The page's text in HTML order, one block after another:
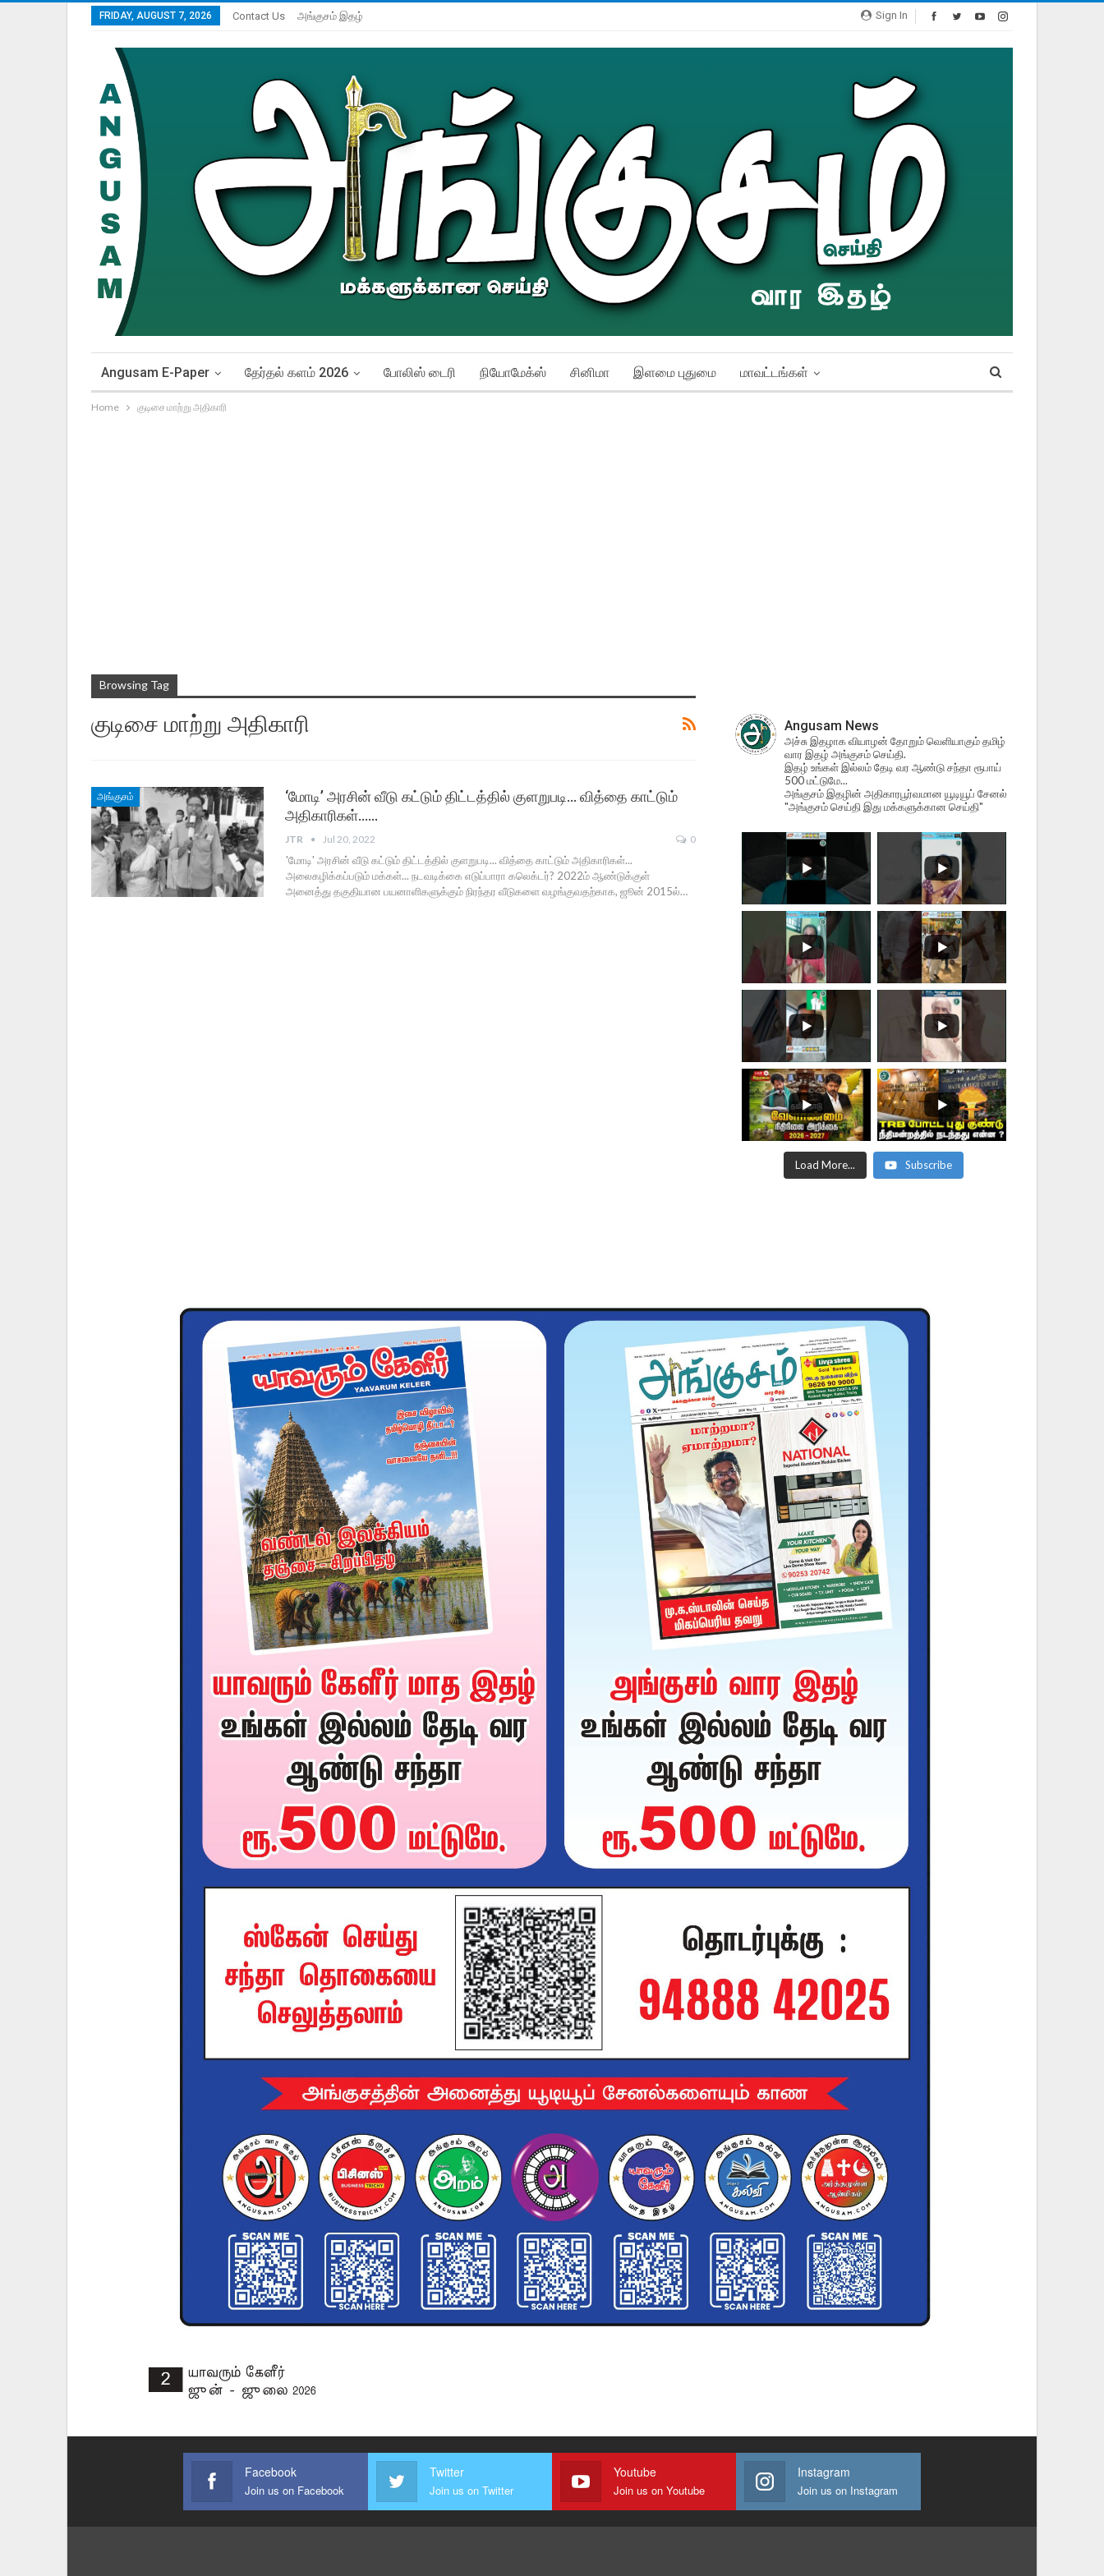
Sign In
FRIDAY, AUGUST 7, 2026 Contact Us அங்குசம் இதழ்
Angusam E-Paper தேர்தல் களம் 2026 போலிஸ் டைரி நியோமேக்ஸ் சினிமா இளமை புதுமை மாவட்டங்கள்
Home குடிசை மாற்று அதிகாரி
Browsing Tag
குடிசை மாற்று அதிகாரி
அங்குசம்
‘மோடி’ அரசின் வீடு கட்டும் திட்டத்தில் குளறுபடி… வித்தை காட்டும்
அதிகாரிகள்……
JTR Jul 20, 2022 0
'மோடி' அரசின் வீடு கட்டும் திட்டத்தில் குளறுபடி... வித்தை காட்டும் அதிகாரிகள்...
அலைகழிக்கப்படும் மக்கள்... நடவடிக்கை எடுப்பாரா கலெக்டர்? 2022ம் ஆண்டுக்குள்
அனைத்து தகுதியான பயனாளிகளுக்கும் நிரந்தர வீடுகளை வழங்குவதற்காக, ஜூன் 2015ல்…
Angusam News
அச்சு இதழாக வியாழன் தோறும் வெளியாகும் தமிழ்
வார இதழ் அங்குசம் செய்தி.
இதழ் உங்கள் இல்லம் தேடி வர ஆண்டு சந்தா ரூபாய்
500 மட்டுமே...
அங்குசம் இதழின் அதிகாரபூர்வமான யூடியூப் சேனல்
"அங்குசம் செய்தி இது மக்களுக்கான செய்தி"
Load More... Subscribe
Facebook
Join us on Facebook
Twitter
Join us on Twitter
Youtube
Join us on Youtube
Instagram
Join us on Instagram